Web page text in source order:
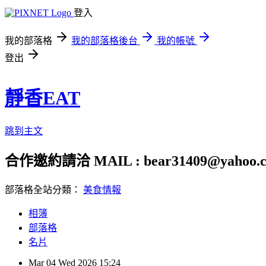
登入
我的部落格 我的部落格後台
我的帳號
登出
靜香EAT
跳到主文
合作邀約請洽 MAIL :
部落格全站分類： 美食情報
相簿
部落格
名片
Mar 04 Wed 2026 15:24